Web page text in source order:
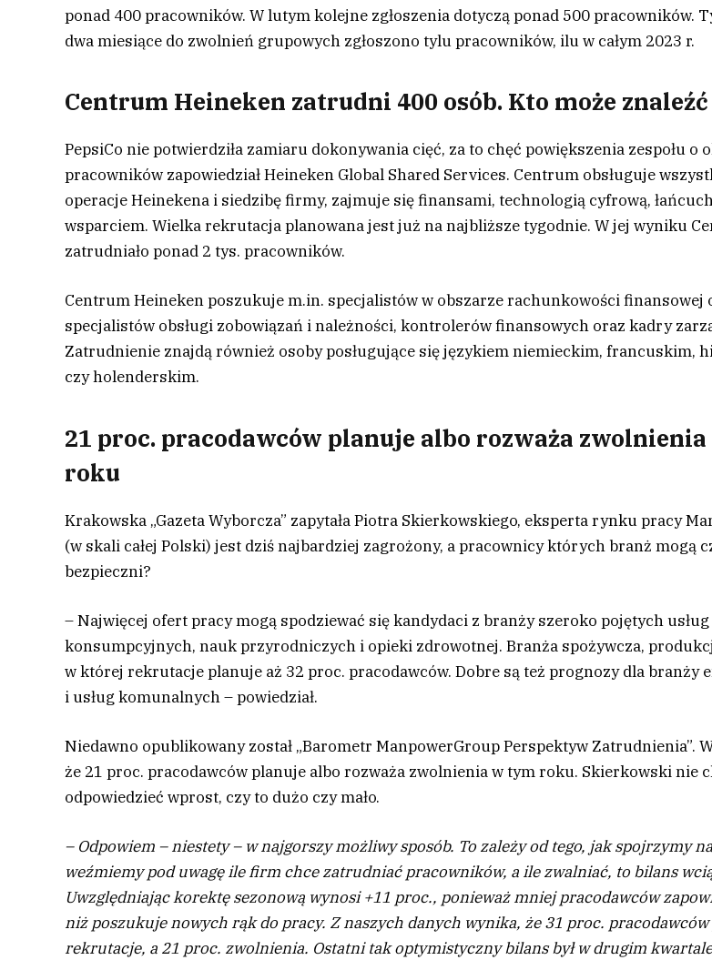
ponad 400 pracowników. W lutym kolejne zgłoszenia dotyczą ponad 500 pracowników.
dwa miesiące do zwolnień grupowych zgłoszono tylu pracowników, ilu w całym 2023 r.
Centrum Heineken zatrudni 400 osób. Kto może
PepsiCo nie potwierdziła zamiaru dokonywania cięć, za to chęć powiększenia zespołu o
pracowników zapowiedział Heineken Global Shared Services. Centrum obsługuje
operacje Heinekena i siedzibę firmy, zajmuje się finansami, technologią cyfrową,
wsparciem. Wielka rekrutacja planowana jest już na najbliższe tygodnie. W jej wyniku
zatrudniało ponad 2 tys. pracowników.
Centrum Heineken poszukuje m.in. specjalistów w obszarze rachunkowości finansowej
specjalistów obsługi zobowiązań i należności, kontrolerów finansowych oraz kadry
Zatrudnienie znajdą również osoby posługujące się językiem niemieckim, francuskim,
czy holenderskim.
21 proc. pracodawców planuje albo rozważa
roku
Krakowska „Gazeta Wyborcza” zapytała Piotra Skierkowskiego, eksperta rynku pracy
(w skali całej Polski) jest dziś najbardziej zagrożony, a pracownicy których branż mogą
bezpieczni?
– Najwięcej ofert pracy mogą spodziewać się kandydaci z branży szeroko pojętych usług
konsumpcyjnych, nauk przyrodniczych i opieki zdrowotnej. Branża spożywcza,
w której rekrutacje planuje aż 32 proc. pracodawców. Dobre są też prognozy dla branży
i usług komunalnych – powiedział.
Niedawno opublikowany został „Barometr ManpowerGroup Perspektyw Zatrudnienia”.
że 21 proc. pracodawców planuje albo rozważa zwolnienia w tym roku. Skierkowski nie
odpowiedzieć wprost, czy to dużo czy mało.
– Odpowiem – niestety – w najgorszy możliwy sposób. To zależy od tego, jak spojrzymy
weźmiemy pod uwagę ile firm chce zatrudniać pracowników, a ile zwalniać, to bilans
Uwzględniając korektę sezonową wynosi +11 proc., ponieważ mniej pracodawców
niż poszukuje nowych rąk do pracy. Z naszych danych wynika, że 31 proc.
rekrutacje, a 21 proc. zwolnienia. Ostatni tak optymistyczny bilans był w drugim